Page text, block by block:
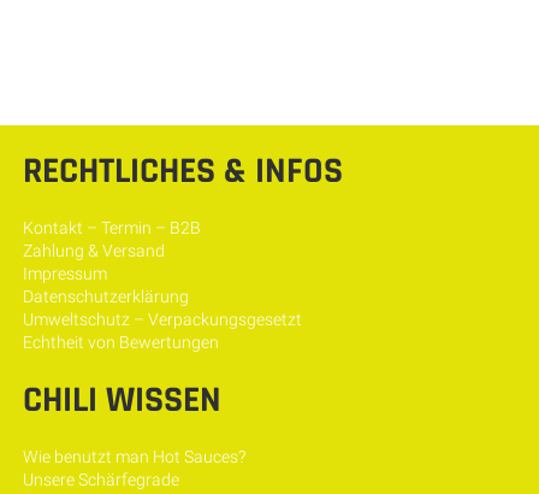
RECHTLICHES & INFOS
Kontakt – Termin – B2B
Zahlung & Versand
Impressum
Datenschutzerklärung
Umweltschutz – Verpackungsgesetzt
Echtheit von Bewertungen
CHILI WISSEN
Wie benutzt man Hot Sauces?
Unsere Schärfegrade